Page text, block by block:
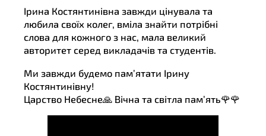
Ірина Костянтинівна завжди цінувала та
любила своїх колег, вміла знайти потрібні
слова для кожного з нас, мала великий
авторитет серед викладачів та студентів.
Ми завжди будемо пам’ятати Ірину
Костянтинівну!
Царство Небесне🙏 Вічна та світла пам’ять🌹🌹